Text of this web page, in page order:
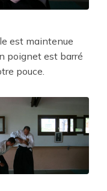
est maintenue
poignet est barré
pouce.